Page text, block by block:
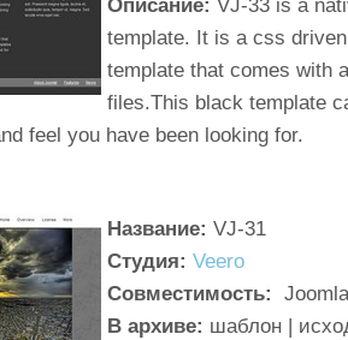
Описание: VJ-33 is a
template. It is a css
template that comes with
files.This black template
feel you have been looking for.
Название: VJ-31
Студия: Veero
Совместимость:
В архиве: шаблон |